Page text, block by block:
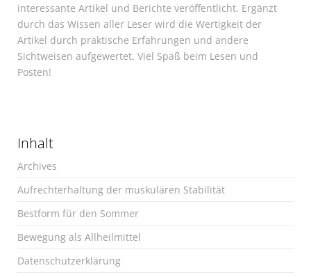
interessante Artikel und Berichte veröffentlicht. Ergänzt
durch das Wissen aller Leser wird die Wertigkeit der
Artikel durch praktische Erfahrungen und andere
Sichtweisen aufgewertet. Viel Spaß beim Lesen und
Posten!
Inhalt
Archives
Aufrechterhaltung der muskulären Stabilität
Bestform für den Sommer
Bewegung als Allheilmittel
Datenschutzerklärung